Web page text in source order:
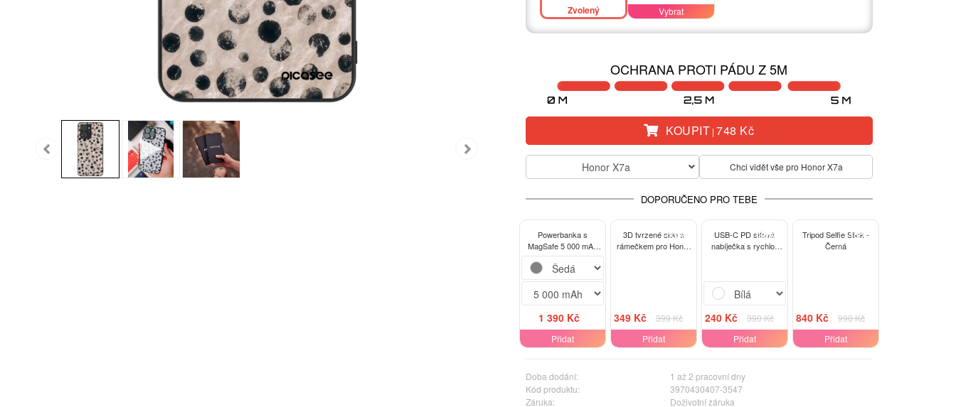
Zvolený Vybrat
OCHRANA PROTI PÁDU Z 5M
KOUPIT |748 Kč
Honor X7a Chci vidět vše pro Honor X7a
DOPORUČENO PRO TEBE
Powerbanka s
MagSafe 5 000 mAh
1 390 Kč
Přidat
-13%
3D tvrzené sklo s
rámečkem pro Honor
349 Kč
399 Kč
Přidat
-38%
USB-C PD síťová
nabíječka s rychlo-
240 Kč
390 Kč
Přidat
-15%
Tripod Selfie Stick -
Černá
840 Kč
990 Kč
Přidat
Doba dodání:
1 až 2 pracovní dny
Kód produktu:
3970430407-3547
Záruka:
Doživotní záruka